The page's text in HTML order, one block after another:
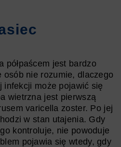
półpaścem jest bardzo
osób nie rozumie, dlaczego
infekcji może pojawić się
wietrzna jest pierwszą
varicella zoster. Po jej
w stan utajenia. Gdy
kontroluje, nie powoduje
pojawia się wtedy, gdy